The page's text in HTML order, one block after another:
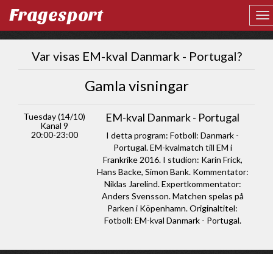
Fragesport
Var visas EM-kval Danmark - Portugal?
Gamla visningar
Tuesday (14/10)
Kanal 9
20:00-23:00
EM-kval Danmark - Portugal
I detta program: Fotboll: Danmark -
Portugal. EM-kvalmatch till EM i
Frankrike 2016. I studion: Karin Frick,
Hans Backe, Simon Bank. Kommentator:
Niklas Jarelind. Expertkommentator:
Anders Svensson. Matchen spelas på
Parken i Köpenhamn. Originaltitel:
Fotboll: EM-kval Danmark - Portugal.